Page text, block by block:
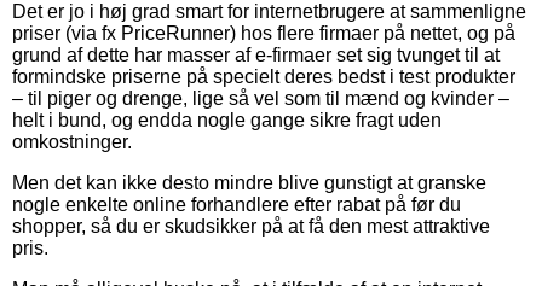
Det er jo i høj grad smart for internetbrugere at sammenligne
priser (via fx PriceRunner) hos flere firmaer på nettet, og på
grund af dette har masser af e-firmaer set sig tvunget til at
formindske priserne på specielt deres bedst i test produkter
– til piger og drenge, lige så vel som til mænd og kvinder –
helt i bund, og endda nogle gange sikre fragt uden
omkostninger.
Men det kan ikke desto mindre blive gunstigt at granske
nogle enkelte online forhandlere efter rabat på før du
shopper, så du er skudsikker på at få den mest attraktive
pris.